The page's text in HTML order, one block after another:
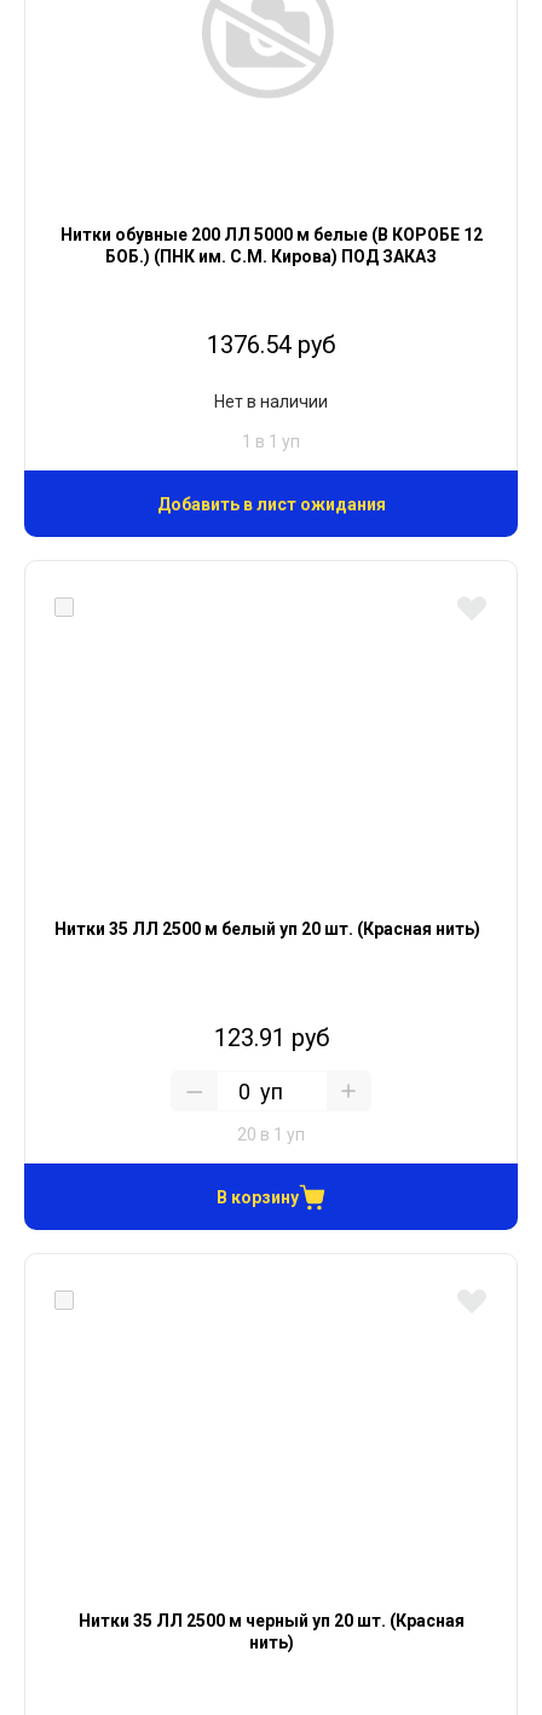
Нитки обувные 200 ЛЛ 5000 м белые (В КОРОБЕ 12
БОБ.) (ПНК им. С.М. Кирова) ПОД ЗАКАЗ
1376.54 руб
Нет в наличии
1 в 1 уп
Добавить в лист ожидания
Нитки 35 ЛЛ 2500 м белый уп 20 шт. (Красная нить)
123.91 руб
уп
20 в 1 уп
В корзину
Нитки 35 ЛЛ 2500 м черный уп 20 шт. (Красная
нить)